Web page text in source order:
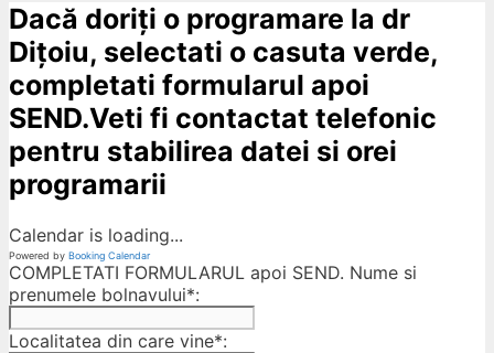
Dacă doriți o programare la dr
Dițoiu, selectati o casuta verde,
completati formularul apoi
SEND.Veti fi contactat telefonic
pentru stabilirea datei si orei
programarii
Calendar is loading...
Powered by Booking Calendar
COMPLETATI FORMULARUL apoi SEND. Nume si
prenumele bolnavului*:
Localitatea din care vine*: